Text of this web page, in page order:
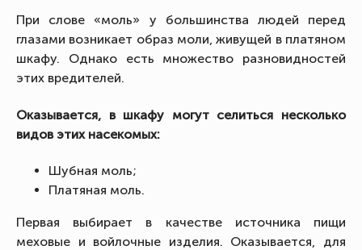
При слове «моль» у большинства людей перед
глазами возникает образ моли, живущей в платяном
шкафу. Однако есть множество разновидностей
этих вредителей.
Оказывается, в шкафу могут селиться несколько
видов этих насекомых:
Шубная моль;
Платяная моль.
Первая выбирает в качестве источника пищи
меховые и войлочные изделия. Оказывается, для